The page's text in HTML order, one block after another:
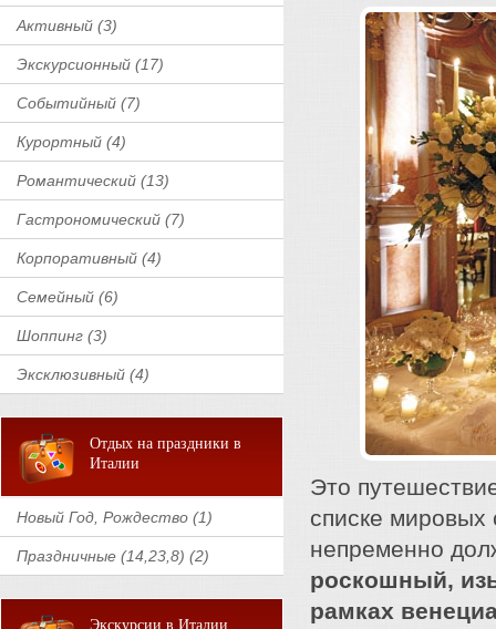
Активный (3)
Экскурсионный (17)
Событийный (7)
Курортный (4)
Романтический (13)
Гастрономический (7)
Корпоративный (4)
Семейный (6)
Шоппинг (3)
Эксклюзивный (4)
Отдых на праздники в
Италии
Новый Год, Рождество (1)
Праздничные (14,23,8) (2)
Экскурсии в Италии
Это
списке
непременно
роскошный,
рамках